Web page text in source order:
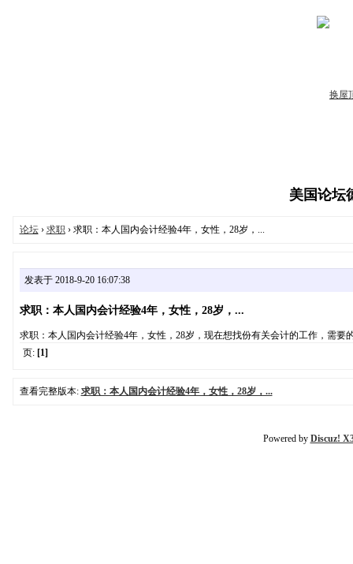
美国论坛
论坛› 求职› 求职：本人国内会计经验4年，女性，28岁，...
发表于 2018-9-20 16:07:38
求职：本人国内会计经验4年，女性，28岁，...
求职：本人国内会计经验4年，女性，28岁，现在想找份有关会计的工作，需要
页: [1]
查看完整版本: 求职：本人国内会计经验4年，女性，28岁，...
Powered by Discuz!